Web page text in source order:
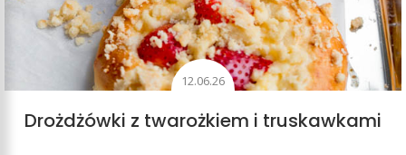
12.06.26
Drożdżówki z twarożkiem i truskawkami